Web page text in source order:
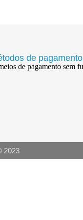
de pagamento
2023